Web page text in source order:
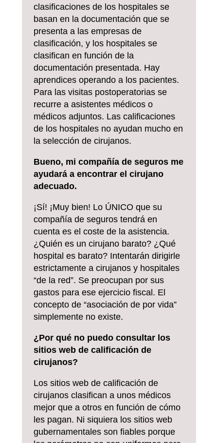
clasificaciones de los hospitales se
basan en la documentación que se
presenta a las empresas de
clasificación, y los hospitales se
clasifican en función de la
documentación presentada. Hay
aprendices operando a los pacientes.
Para las visitas postoperatorias se
recurre a asistentes médicos o
médicos adjuntos. Las calificaciones
de los hospitales no ayudan mucho en
la selección de cirujanos.
Bueno, mi compañía de seguros me
ayudará a encontrar el cirujano
adecuado.
¡Sí! ¡Muy bien! Lo ÚNICO que su
compañía de seguros tendrá en
cuenta es el coste de la asistencia.
¿Quién es un cirujano barato? ¿Qué
hospital es barato? Intentarán dirigirle
estrictamente a cirujanos y hospitales
“de la red”. Se preocupan por sus
gastos para ese ejercicio fiscal. El
concepto de “asociación de por vida”
simplemente no existe.
¿Por qué no puedo consultar los
sitios web de calificación de
cirujanos?
Los sitios web de calificación de
cirujanos clasifican a unos médicos
mejor que a otros en función de cómo
les pagan. Ni siquiera los sitios web
gubernamentales son fiables porque